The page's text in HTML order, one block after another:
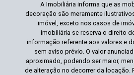
A Imobiliária informa que as
decoração são meramente
imóvel, exceto nos casos de
imobiliária se reserva o direito
informação referente aos valores e
sem aviso prévio. O valor
aproximado, podendo ser maior,
de alteração no decorrer da locação.